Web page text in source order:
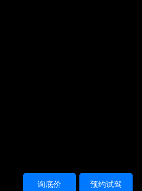
预约试驾
询底价